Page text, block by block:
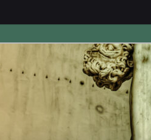
und Forschung